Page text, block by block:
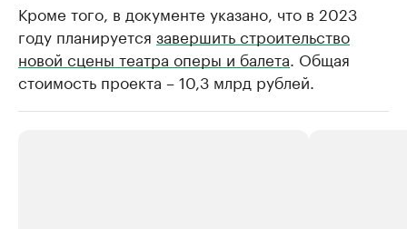
Кроме того, в документе указано, что в 2023
году планируется завершить строительство
новой сцены театра оперы и балета. Общая
стоимость проекта – 10,3 млрд рублей.